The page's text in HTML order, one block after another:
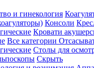
и гинекология
Консоли
Кровати
Все категории
Столы для
Скрыть